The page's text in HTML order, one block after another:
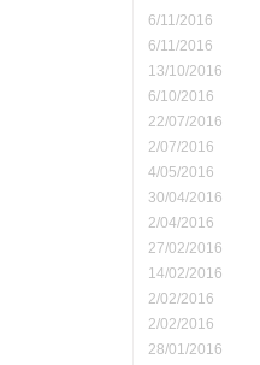
6/11/2016
6/11/2016
13/10/2016
6/10/2016
22/07/2016
2/07/2016
4/05/2016
30/04/2016
2/04/2016
27/02/2016
14/02/2016
2/02/2016
2/02/2016
28/01/2016